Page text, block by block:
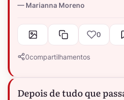
Marianna Moreno
0
0compartilhamentos
Depois de tudo que